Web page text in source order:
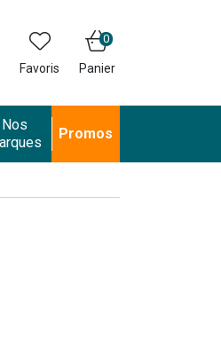
Favoris Panier
0
Nos
Promos